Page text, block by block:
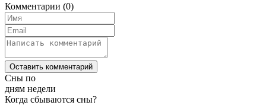
Комментарии (0)
Оставить комментарий
Сны по
дням недели
Когда сбываются сны?